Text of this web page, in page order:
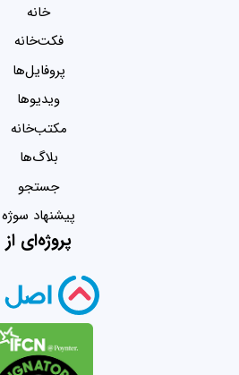
خانه
فکت‌خانه
پروفایل‌ها
ویدیو‌ها
مکتب‌خانه
بلاگ‌ها
جستجو
پیشنهاد سوژه
پروژه‌ای از